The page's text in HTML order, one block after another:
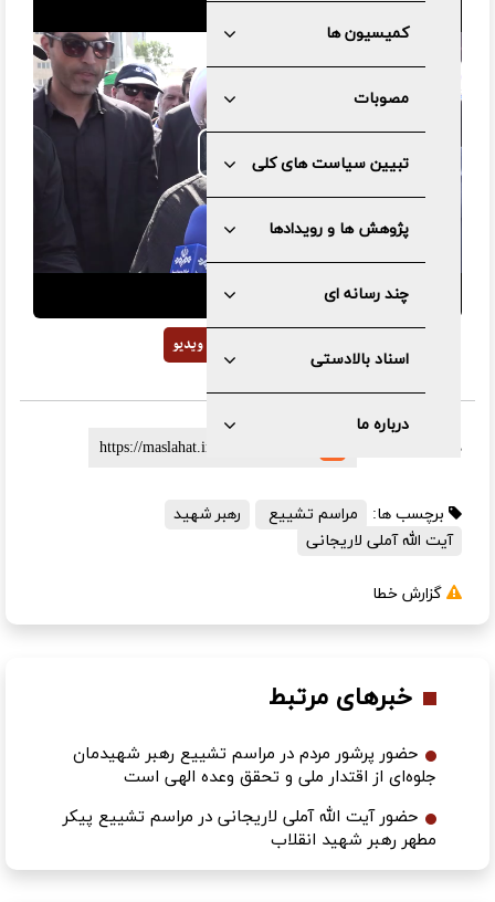
کمیسیون ها
مصوبات
تبیین سیاست های کلی
پژوهش ها و رویدادها
چند رسانه ای
اسناد بالادستی
درباره ما
Play
Video
کد ویدیو
برچسب ها: مراسم تشییع
رهبر شهید
آیت الله آملی لاریجانی
گزارش خطا
خبرهای مرتبط
حضور پرشور مردم در مراسم تشییع رهبر شهیدمان
جلوه‌ای از اقتدار ملی و تحقق وعده الهی است
حضور آیت الله آملی لاریجانی در مراسم تشییع پیکر
مطهر رهبر شهید انقلاب